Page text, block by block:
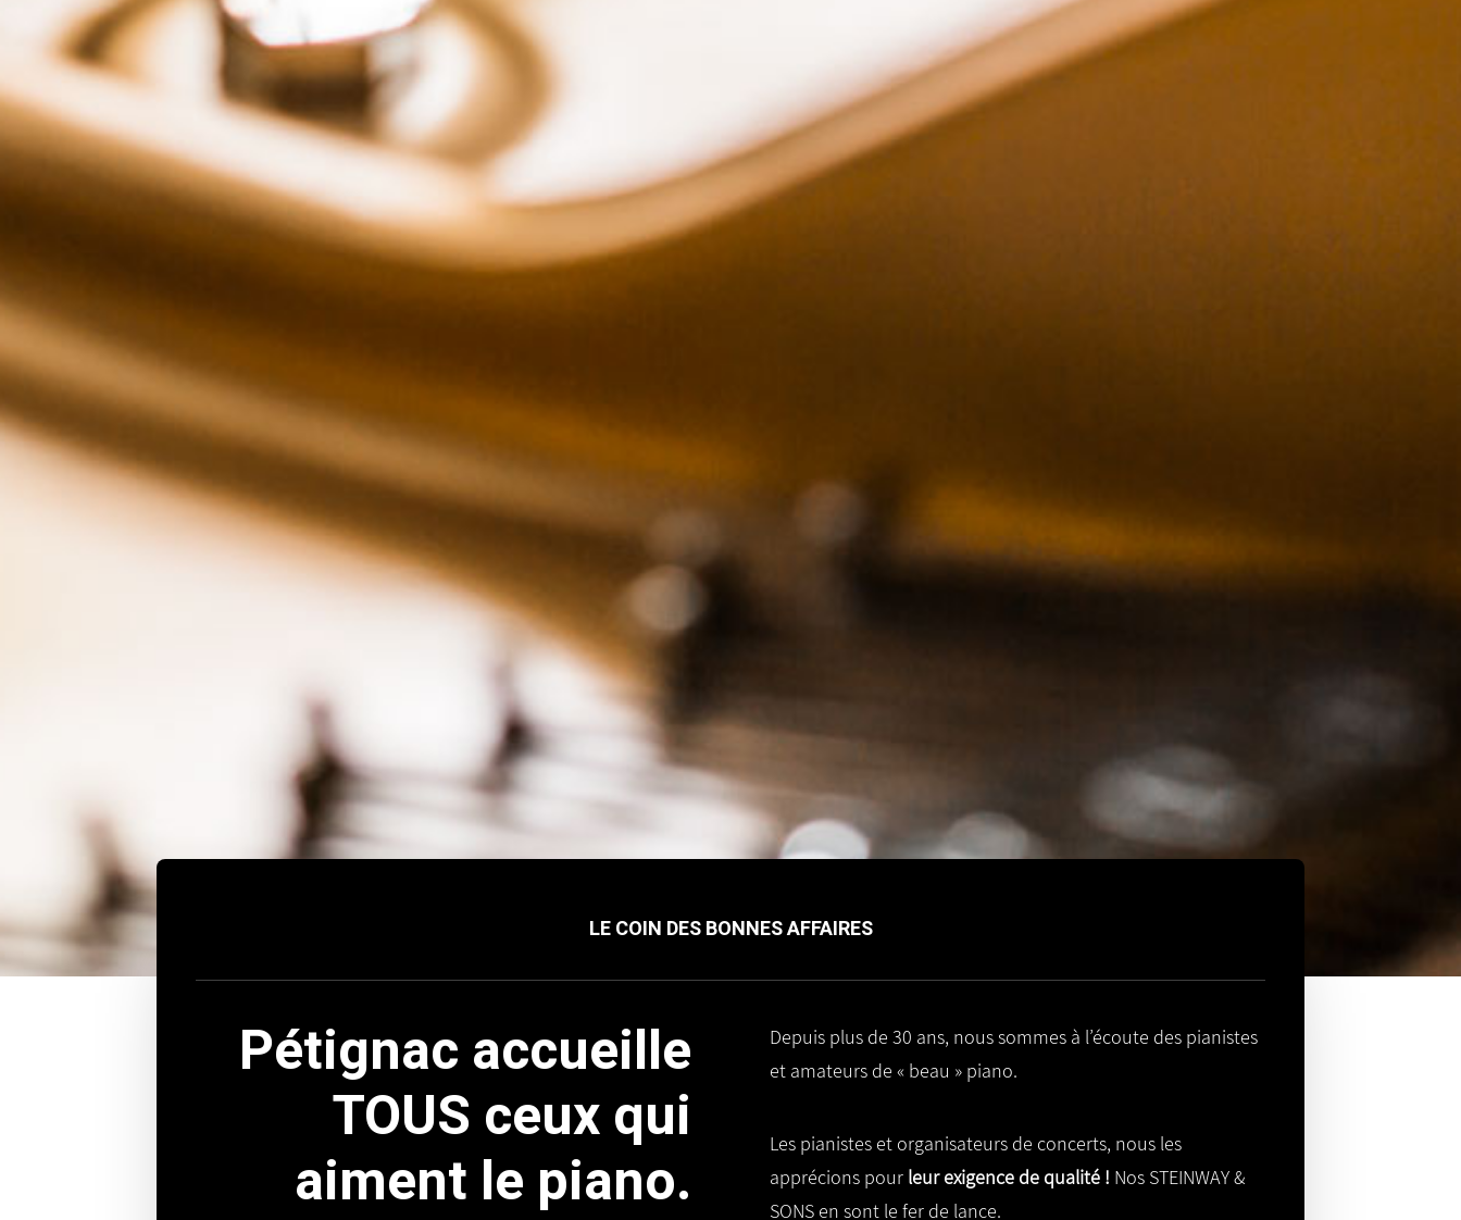
LE COIN DES BONNES AFFAIRES
Pétignac accueille
TOUS ceux qui
aiment le piano.
Depuis plus de 30 ans, nous sommes à l’écoute des pianistes
et amateurs de « beau » piano.
Les pianistes et organisateurs de concerts, nous les
apprécions pour leur exigence de qualité ! Nos STEINWAY &
SONS en sont le fer de lance.